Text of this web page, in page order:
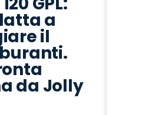
a
il
da Jolly